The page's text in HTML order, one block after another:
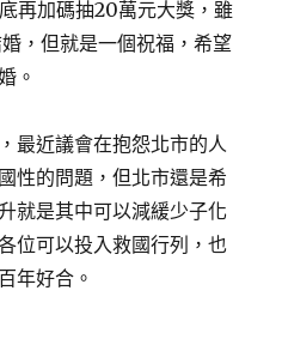
再加碼抽20萬元大獎，雖
，但就是一個祝福，希望
。
最近議會在抱怨北市的人
性的問題，但北市還是希
就是其中可以減緩少子化
位可以投入救國行列，也
年好合。